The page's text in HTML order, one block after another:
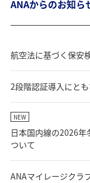
ANAからのお知ら
航空法に基づく保安
2段階認証導入にと
NEW
日本国内線の2026
ついて
ANAマイレージクラ